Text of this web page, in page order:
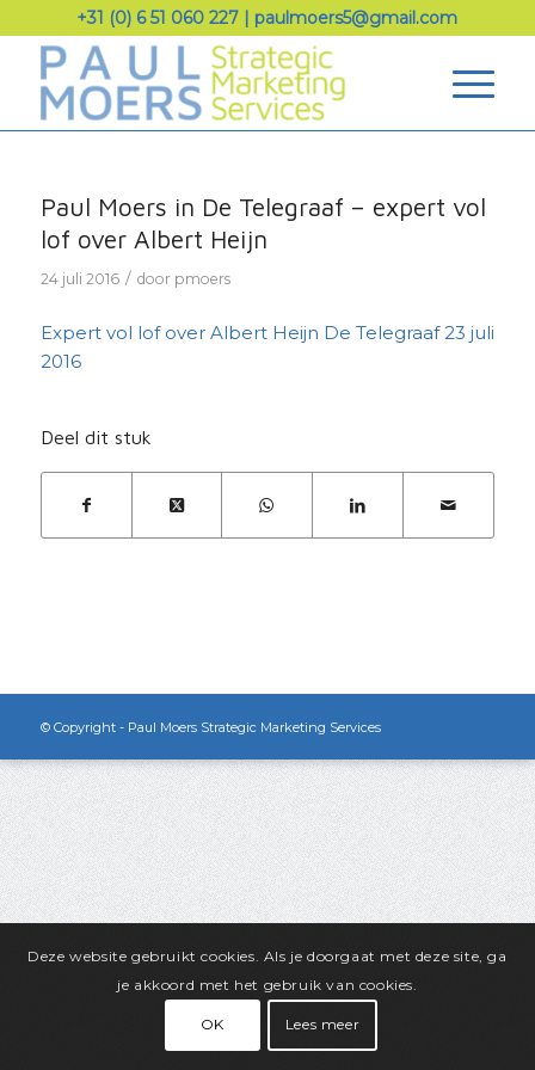
+31 (0) 6 51 060 227 |paulmoers5@gmail.com
Paul Moers in De Telegraaf – expert vol
lof over Albert Heijn
24 juli 2016 / door pmoers
Expert vol lof over Albert Heijn De Telegraaf 23 juli
2016
Deel dit stuk
© Copyright - Paul Moers Strategic Marketing Services
Deze website gebruikt cookies. Als je doorgaat met deze site, ga
je akkoord met het gebruik van cookies.
OK Lees meer